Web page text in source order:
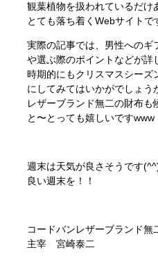
観葉植物を扱われているだけ
とても落ち着くWebサイトで
実際の記事では、男性へのギ
や選ぶ際のポイントなどが詳
時期的にもクリスマスシーズ
にしてみてはいかがでしょう
レザーブランド無二の財布も
と〜とっても嬉しいですwww
週末は天気が良さそうです
良い週末を！！
コードバンレザーブランド無
主宰 宮崎泰二